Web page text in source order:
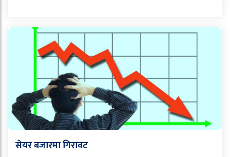
सेयर बजारमा गिरावट